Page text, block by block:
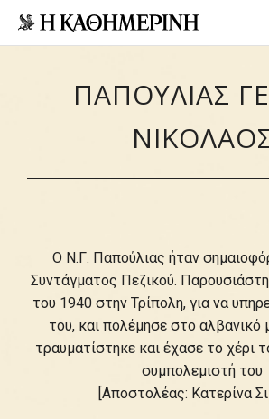
ΠΑΠΟΥΛΙΑΣ
Ο Ν.Γ. Παπούλιας ήταν
Συντάγματος Πεζικού.
του 1940 στην Τρίπολη, για να
του, και πολέμησε στο
τραυματίστηκε και έχασε το χέρι
συμπολεμιστή του
[Αποστολέας: Κατερίνα